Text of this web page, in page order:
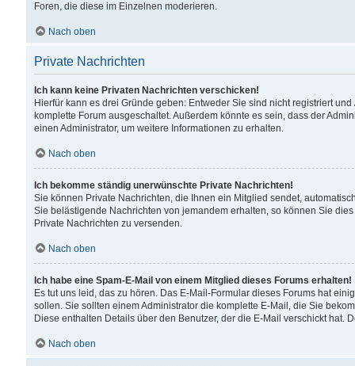
Foren, die diese im Einzelnen moderieren.
Nach oben
Private Nachrichten
Ich kann keine Privaten Nachrichten verschicken!
Hierfür kann es drei Gründe geben: Entweder Sie sind nicht registriert
komplette Forum ausgeschaltet. Außerdem könnte es sein, dass der
einen Administrator, um weitere Informationen zu erhalten.
Nach oben
Ich bekomme ständig unerwünschte Private Nachrichten!
Sie können Private Nachrichten, die Ihnen ein Mitglied sendet,
Sie belästigende Nachrichten von jemandem erhalten, so können Sie
Private Nachrichten zu versenden.
Nach oben
Ich habe eine Spam-E-Mail von einem Mitglied dieses Forums erhalten!
Es tut uns leid, das zu hören. Das E-Mail-Formular dieses Forums hat
sollen. Sie sollten einem Administrator die komplette E-Mail, die Sie
Diese enthalten Details über den Benutzer, der die E-Mail verschickt hat.
Nach oben